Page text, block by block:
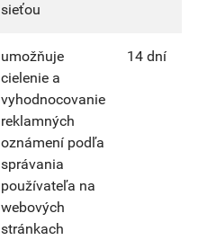
sieťou
umožňuje
cielenie a
vyhodnocovanie
reklamných
oznámení podľa
správania
používateľa na
webových
stránkach
14 dní